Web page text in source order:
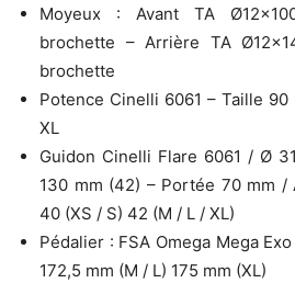
Moyeux : Avant TA
brochette – Arrière TA
brochette
Potence Cinelli 6061 – Taille 90
XL
Guidon Cinelli Flare 6061 / Ø
130 mm (42) – Portée 70 mm /
40 (XS / S) 42 (M / L / XL)
Pédalier : FSA Omega Mega
172,5 mm (M / L) 175 mm (XL)